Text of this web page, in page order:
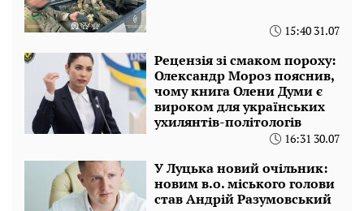
15:40 31.07
Рецензія зі смаком пороху:
Олександр Мороз пояснив,
чому книга Олени Думи є
вироком для українських
ухилянтів-політологів
16:31 30.07
У Луцька новий очільник:
новим в.о. міського голови
став Андрій Разумовський